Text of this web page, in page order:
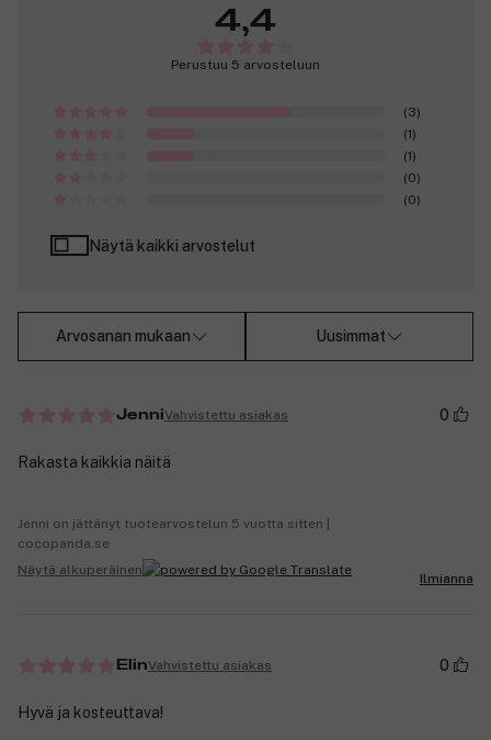
4,4
Perustuu 5 arvosteluun
(3)
(1)
(1)
(0)
(0)
Näytä kaikki arvostelut
Arvosanan mukaan Uusimmat
JenniVahvistettu asiakas 0
Rakasta kaikkia näitä
Jenni on jättänyt tuotearvostelun 5 vuotta sitten |
cocopanda.se
Näytä alkuperäinen
Ilmianna
ElinVahvistettu asiakas 0
Hyvä ja kosteuttava!